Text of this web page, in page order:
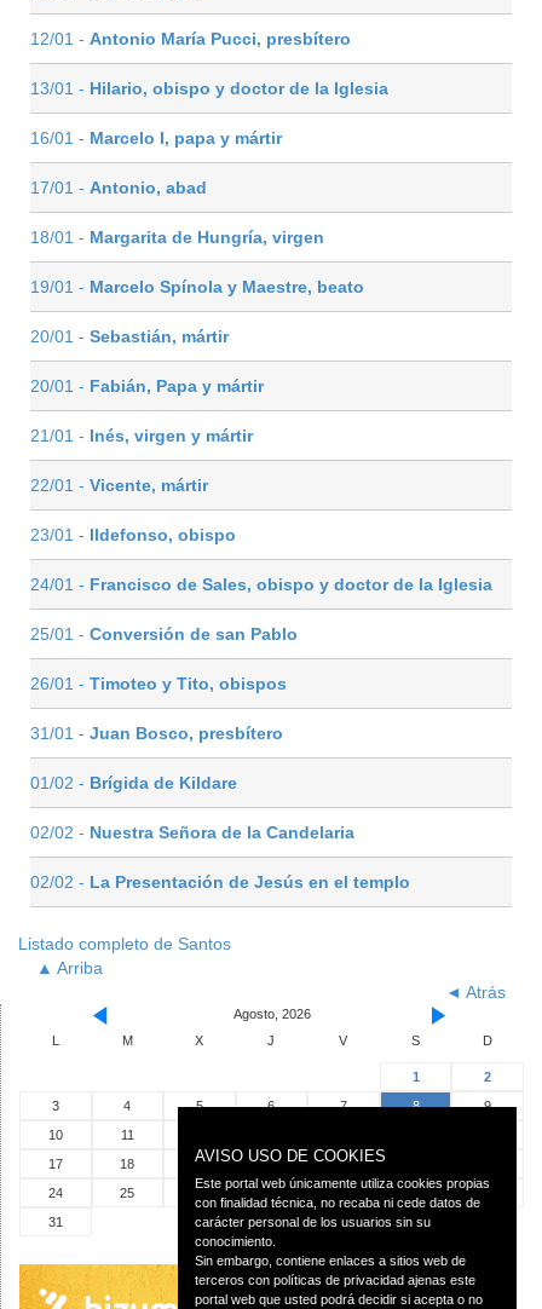
12/01 - Antonio María Pucci, presbítero
13/01 - Hilario, obispo y doctor de la Iglesia
16/01 - Marcelo I, papa y mártir
17/01 - Antonio, abad
18/01 - Margarita de Hungría, virgen
19/01 - Marcelo Spínola y Maestre, beato
20/01 - Sebastián, mártir
20/01 - Fabián, Papa y mártir
21/01 - Inés, virgen y mártir
22/01 - Vicente, mártir
23/01 - Ildefonso, obispo
24/01 - Francisco de Sales, obispo y doctor de la Iglesia
25/01 - Conversión de san Pablo
26/01 - Timoteo y Tito, obispos
31/01 - Juan Bosco, presbítero
01/02 - Brígida de Kildare
02/02 - Nuestra Señora de la Candelaria
02/02 - La Presentación de Jesús en el templo
Listado completo de Santos
▲ Arriba
◄ Atrás
Agosto, 2026
L
M X J V S D
1
2
3
4 5 6 7 8
9
10
11
17
18 19 20 21
24
25 26 27 28 29
30
31
AVISO USO DE COOKIES
Este portal web únicamente utiliza cookies propias
con finalidad técnica, no recaba ni cede datos de
carácter personal de los usuarios sin su
conocimiento.
Sin embargo, contiene enlaces a sitios web de
terceros con políticas de privacidad ajenas este
portal web que usted podrá decidir si acepta o no